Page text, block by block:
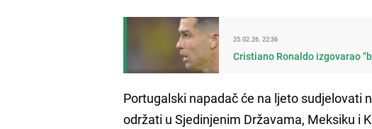
25.02.26. 22:36
Cristiano Ronaldo izgovarao
Portugalski napadač će na ljeto sudjelovati
održati u Sjedinjenim Državama, Meksiku i